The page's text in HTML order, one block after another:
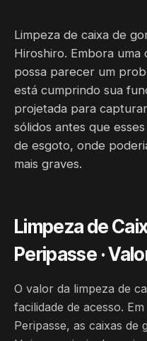
Limpeza de caixa de
Hiroshiro. Embora
possa parecer um
está cumprindo sua
projetada para
sólidos antes que
de esgoto, onde
mais graves.
Limpeza de
Peripasse ·
O valor da limpeza de
facilidade de acesso.
Peripasse, as caixas de